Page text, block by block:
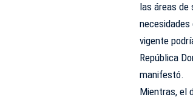
las áreas de
vigente
República
manifestó.
Mientras, el